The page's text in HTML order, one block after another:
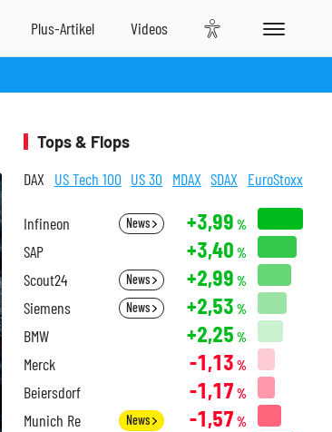
Tops & Flops
DAX US Tech 100 US 30 MDAX SDAX EuroStoxx
Infineon News +3,99 %
SAP +3,40 %
Scout24 News +2,99 %
Siemens News +2,53 %
BMW +2,25 %
Merck -1,13 %
Beiersdorf -1,17 %
Munich Re News -1,57 %